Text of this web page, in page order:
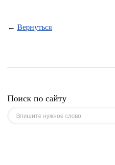
← Вернуться
Поиск по сайту